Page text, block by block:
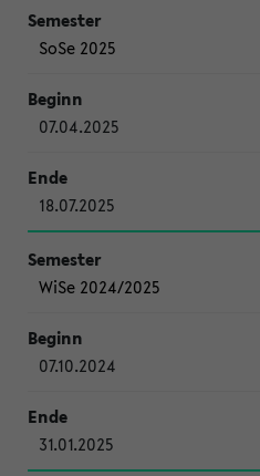
SoSe 2025
07.04.2025
18.07.2025
WiSe 2024/2025
07.10.2024
31.01.2025